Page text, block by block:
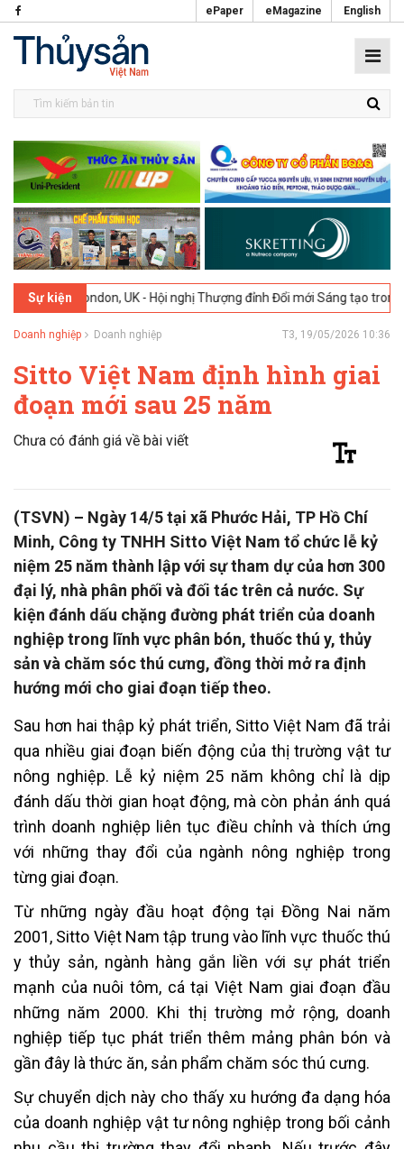
ePaper eMagazine English
Sự kiện
UK - Hội nghị Thượng đỉnh Đổi mới Sáng tạo trong Ngành Thực
Doanh nghiệp Doanh nghiệp T3, 19/05/2026 10:36
Sitto Việt Nam định hình giai
đoạn mới sau 25 năm
Chưa có đánh giá về bài viết
(TSVN) – Ngày 14/5 tại xã Phước Hải, TP Hồ Chí
Minh, Công ty TNHH Sitto Việt Nam tổ chức lễ kỷ
niệm 25 năm thành lập với sự tham dự của hơn 300
đại lý, nhà phân phối và đối tác trên cả nước. Sự
kiện đánh dấu chặng đường phát triển của doanh
nghiệp trong lĩnh vực phân bón, thuốc thú y, thủy
sản và chăm sóc thú cưng, đồng thời mở ra định
hướng mới cho giai đoạn tiếp theo.
Sau hơn hai thập kỷ phát triển, Sitto Việt Nam đã trải
qua nhiều giai đoạn biến động của thị trường vật tư
nông nghiệp. Lễ kỷ niệm 25 năm không chỉ là dịp
đánh dấu thời gian hoạt động, mà còn phản ánh quá
trình doanh nghiệp liên tục điều chỉnh và thích ứng
với những thay đổi của ngành nông nghiệp trong
từng giai đoạn.
Từ những ngày đầu hoạt động tại Đồng Nai năm
2001, Sitto Việt Nam tập trung vào lĩnh vực thuốc thú
y thủy sản, ngành hàng gắn liền với sự phát triển
mạnh của nuôi tôm, cá tại Việt Nam giai đoạn đầu
những năm 2000. Khi thị trường mở rộng, doanh
nghiệp tiếp tục phát triển thêm mảng phân bón và
gần đây là thức ăn, sản phẩm chăm sóc thú cưng.
Sự chuyển dịch này cho thấy xu hướng đa dạng hóa
của doanh nghiệp vật tư nông nghiệp trong bối cảnh